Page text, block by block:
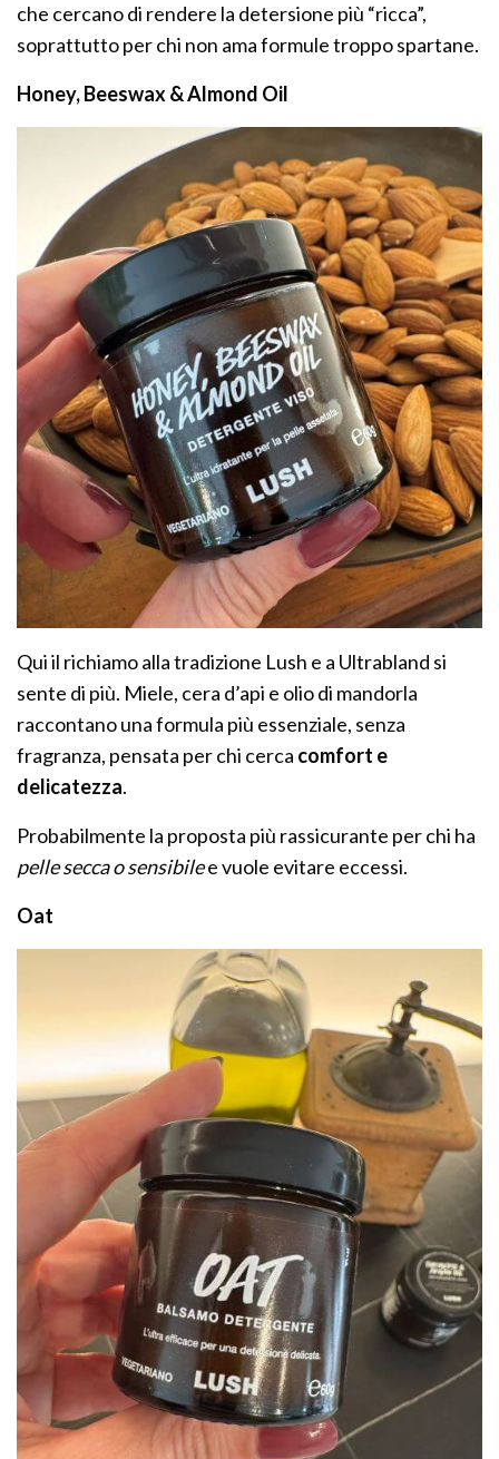
che cercano di rendere la detersione più “ricca”,
soprattutto per chi non ama formule troppo spartane.
Honey, Beeswax & Almond Oil
Qui il richiamo alla tradizione Lush e a Ultrabland si
sente di più. Miele, cera d’api e olio di mandorla
raccontano una formula più essenziale, senza
fragranza, pensata per chi cerca comfort e
delicatezza.
Probabilmente la proposta più rassicurante per chi ha
pelle secca o sensibilee vuole evitare eccessi.
Oat